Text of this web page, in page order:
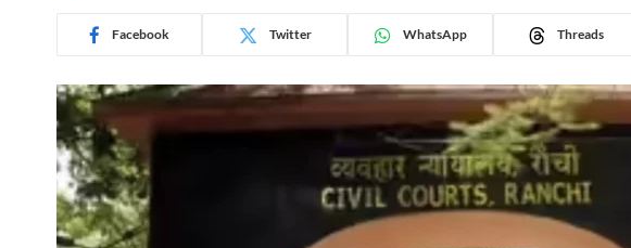
Facebook Twitter WhatsApp Threads